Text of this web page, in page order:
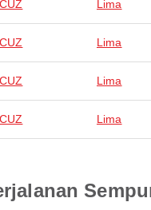
CUZ Lima
CUZ Lima
CUZ Lima
CUZ Lima